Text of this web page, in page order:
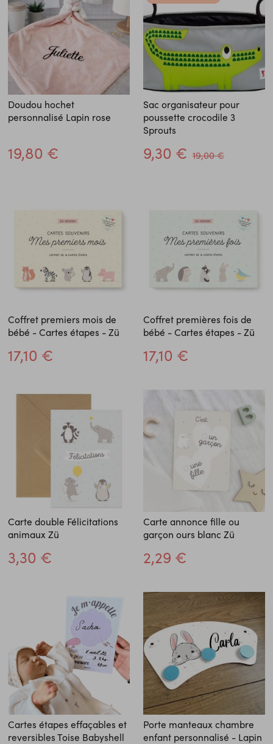
Doudou hochet
personnalisé Lapin rose
19,80 €
Sac organisateur pour
poussette crocodile 3
Sprouts
9,30 € 19,00 €
Coffret premiers mois de
bébé - Cartes étapes - Zü
17,10 €
Coffret premières fois de
bébé - Cartes étapes - Zü
17,10 €
Carte double Félicitations
animaux Zü
3,30 €
Carte annonce fille ou
garçon ours blanc Zü
2,29 €
Cartes étapes effaçables et
reversibles Toise Babyshell
Porte manteaux chambre
enfant personnalisé - Lapin